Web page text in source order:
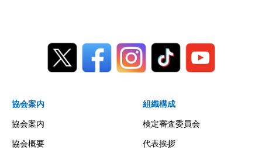
協会案内
協会案内
協会概要
組織構成
検定審査委員会
代表挨拶